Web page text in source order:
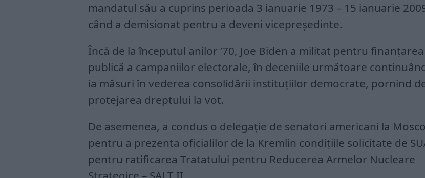
mandatul său a cuprins perioada 3 ianuarie 1973 – 15 ianuarie
când a demisionat pentru a deveni vicepreşedinte.
Încă de la începutul anilor ’70, Joe Biden a militat pentru finanţarea
publică a campaniilor electorale, în deceniile următoare
ia măsuri în vederea consolidării instituţiilor democrate, pornind
protejarea dreptului la vot.
De asemenea, a condus o delegaţie de senatori americani la
pentru a prezenta oficialilor de la Kremlin condiţiile solicitate de
pentru ratificarea Tratatului pentru Reducerea Armelor Nucleare